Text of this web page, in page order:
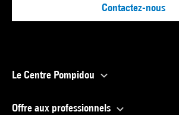
Contactez-nous
Le Centre Pompidou
Offre aux professionnels